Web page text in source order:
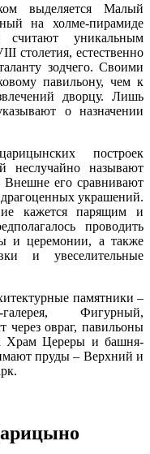
выделяется Малый
на холме-пирамиде
уникальным
столетия, естественно
зодчего. Своими
павильону, чем к
дворцу. Лишь
о назначении
построек
неслучайно называют
Внешне его сравнивают
украшений.
кажется парящим и
проводить
и церемонии, а также
и увеселительные
памятники –
Фигурный,
овраг, павильоны
Храм Цереры и башня-
пруды – Верхний и